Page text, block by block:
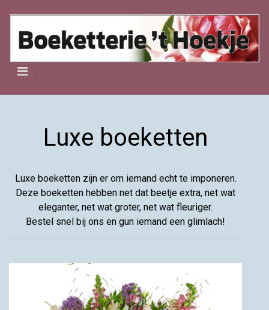
Luxe boeketten
Luxe boeketten zijn er om iemand echt te imponeren.
Deze boeketten hebben net dat beetje extra, net wat
eleganter, net wat groter, net wat fleuriger.
Bestel snel bij ons en gun iemand een glimlach!